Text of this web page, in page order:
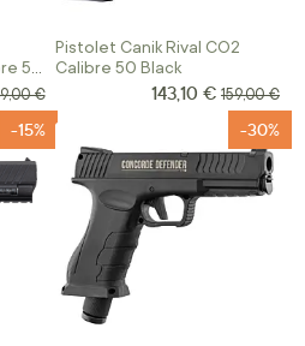
50
normal
€
Pistolet Canik Rival CO2
Calibre 50 Black
Prix Spécial
143,10 € Prix normal
159,00 €
-15% -30%